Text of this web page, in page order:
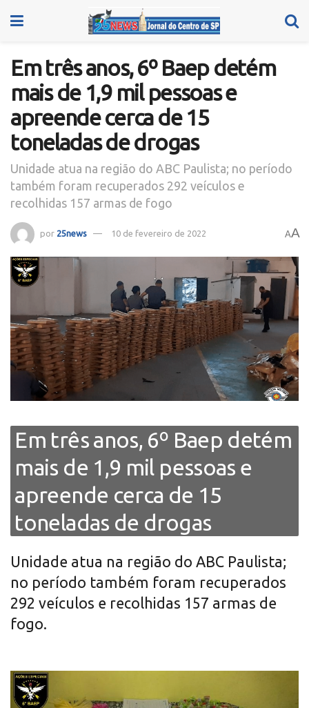
Em três anos, 6º Baep detém
mais de 1,9 mil pessoas e
apreende cerca de 15
toneladas de drogas
Unidade atua na região do ABC Paulista; no período
também foram recuperados 292 veículos e
recolhidas 157 armas de fogo
por 25news 10 de fevereiro de 2022 AA
Em três anos, 6º Baep detém
mais de 1,9 mil pessoas e
apreende cerca de 15
toneladas de drogas
Unidade atua na região do ABC Paulista;
no período também foram recuperados
292 veículos e recolhidas 157 armas de
fogo.